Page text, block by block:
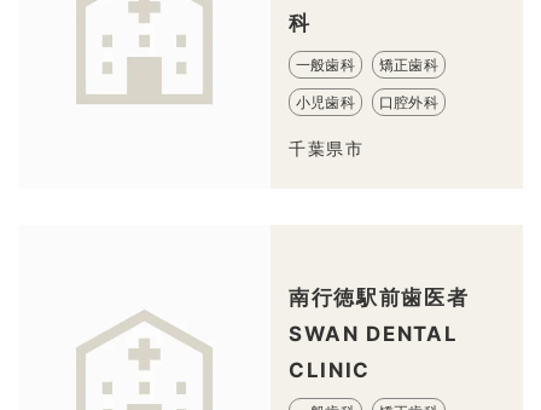
科
一般歯科 矯正歯科
小児歯科 口腔外科
千葉県市
南行徳駅前歯医者
SWAN DENTAL
CLINIC